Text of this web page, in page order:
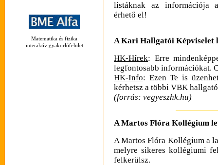
Matematika és fizika
interaktív gyakorlófelület
listáknak az
érhető el!
A Kari Hallgatói Képviselet
HK-Hírek: Erre
legfontosabb információkat.
HK-Info: Ezen Te is
kérhetsz a többi VBK
(forrás: vegyeszhk.hu)
A Martos Flóra Kollégium
A Martos Flóra Kollégium a
melyre sikeres kollégiumi
felkerülsz.